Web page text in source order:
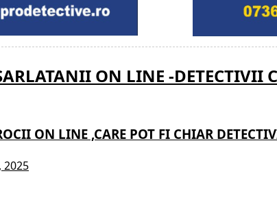
ON LINE -DETECTIVII
ON LINE ,CARE POT FI CHIAR
2025